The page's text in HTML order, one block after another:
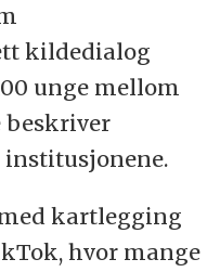
kildedialog
unge mellom
beskriver
kartlegging
hvor mange